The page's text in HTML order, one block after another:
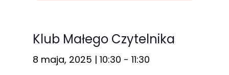
Klub Małego Czytelnika
8 maja, 2025 | 10:30 - 11:30
Te pliki cookie
nie są
opcjonalne. Są